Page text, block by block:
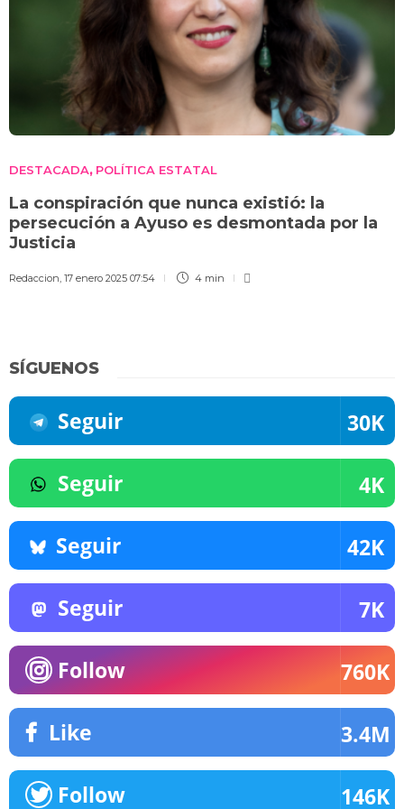
DESTACADA, POLÍTICA ESTATAL
La conspiración que nunca existió: la
persecución a Ayuso es desmontada por la
Justicia
Redaccion 17 enero 2025 07:54 4 min
SÍGUENOS
Seguir 30K
Seguir 4K
Seguir 42K
Seguir 7K
Follow 760K
Like 3.4M
Follow 146K